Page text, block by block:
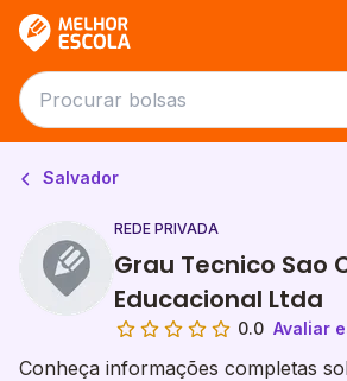
Salvador
REDE PRIVADA
Grau Tecnico Sao
Educacional Ltda
0.0 Avaliar
Conheça informações completas